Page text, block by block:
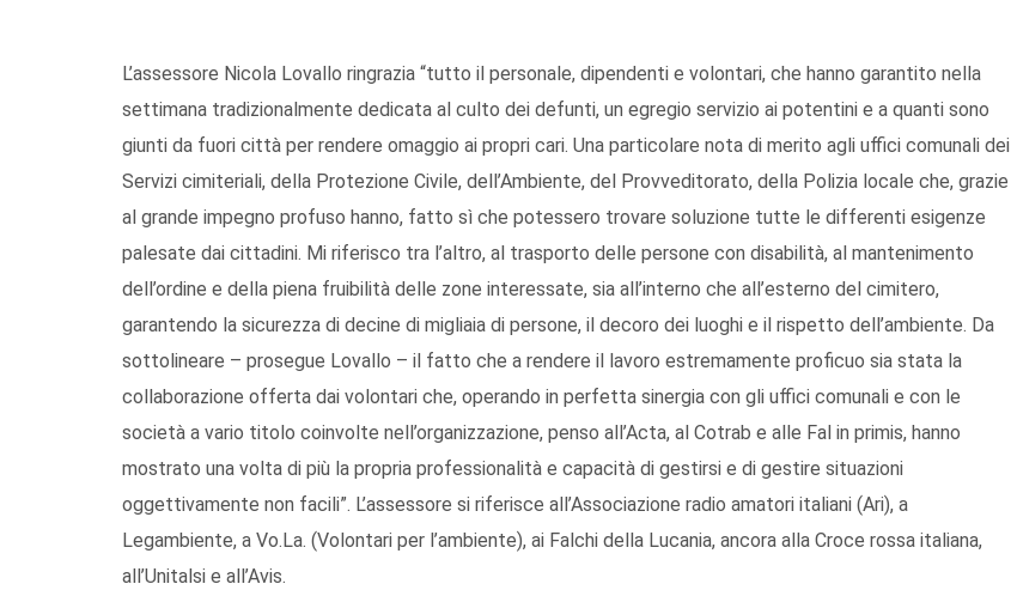
L’assessore Nicola Lovallo ringrazia “tutto il personale, dipendenti e volontari, che hanno garantito nella
settimana tradizionalmente dedicata al culto dei defunti, un egregio servizio ai potentini e a quanti sono
giunti da fuori città per rendere omaggio ai propri cari. Una particolare nota di merito agli uffici comunali dei
Servizi cimiteriali, della Protezione Civile, dell’Ambiente, del Provveditorato, della Polizia locale che, grazie
al grande impegno profuso hanno, fatto sì che potessero trovare soluzione tutte le differenti esigenze
palesate dai cittadini. Mi riferisco tra l’altro, al trasporto delle persone con disabilità, al mantenimento
dell’ordine e della piena fruibilità delle zone interessate, sia all’interno che all’esterno del cimitero,
garantendo la sicurezza di decine di migliaia di persone, il decoro dei luoghi e il rispetto dell’ambiente. Da
sottolineare – prosegue Lovallo – il fatto che a rendere il lavoro estremamente proficuo sia stata la
collaborazione offerta dai volontari che, operando in perfetta sinergia con gli uffici comunali e con le
società a vario titolo coinvolte nell’organizzazione, penso all’Acta, al Cotrab e alle Fal in primis, hanno
mostrato una volta di più la propria professionalità e capacità di gestirsi e di gestire situazioni
oggettivamente non facili”. L’assessore si riferisce all’Associazione radio amatori italiani (Ari), a
Legambiente, a Vo.La. (Volontari per l’ambiente), ai Falchi della Lucania, ancora alla Croce rossa italiana,
all’Unitalsi e all’Avis.